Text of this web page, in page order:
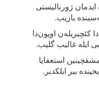
ایدمان ژورنالیستی
یازیب.
کئچیریله‌ن اویون‌دا
استعفایا
بیر ایلکدیر.